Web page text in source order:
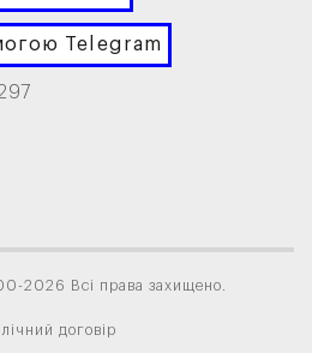
Telegram
2026 Всі права захищено.
договір